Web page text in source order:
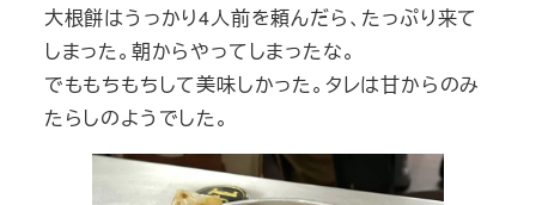
大根餅はうっかり4人前を頼んだら、たっぷり来て
しまった。朝からやってしまったな。
でももちもちして美味しかった。タレは甘からのみ
たらしのようでした。